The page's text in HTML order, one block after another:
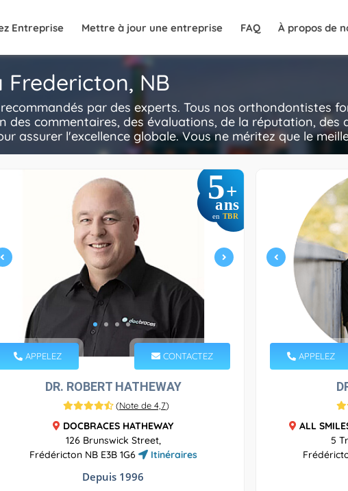
Entreprise Mettre à jour une entreprise FAQ À propos de
NB
par des experts. Tous nos orthondontistes
des commentaires, des évaluations, de la réputation, des
assurer l'excellence globale. Vous ne méritez que le
5+
ans
en TBR
APPELEZ CONTACTEZ
DR. ROBERT HATHEWAY
(Note de 4,7)
DOCBRACES HATHEWAY
126 Brunswick Street,
Frédéricton NB E3B 1G6
Itinéraires
Depuis 1996
APPELEZ
ALL
5